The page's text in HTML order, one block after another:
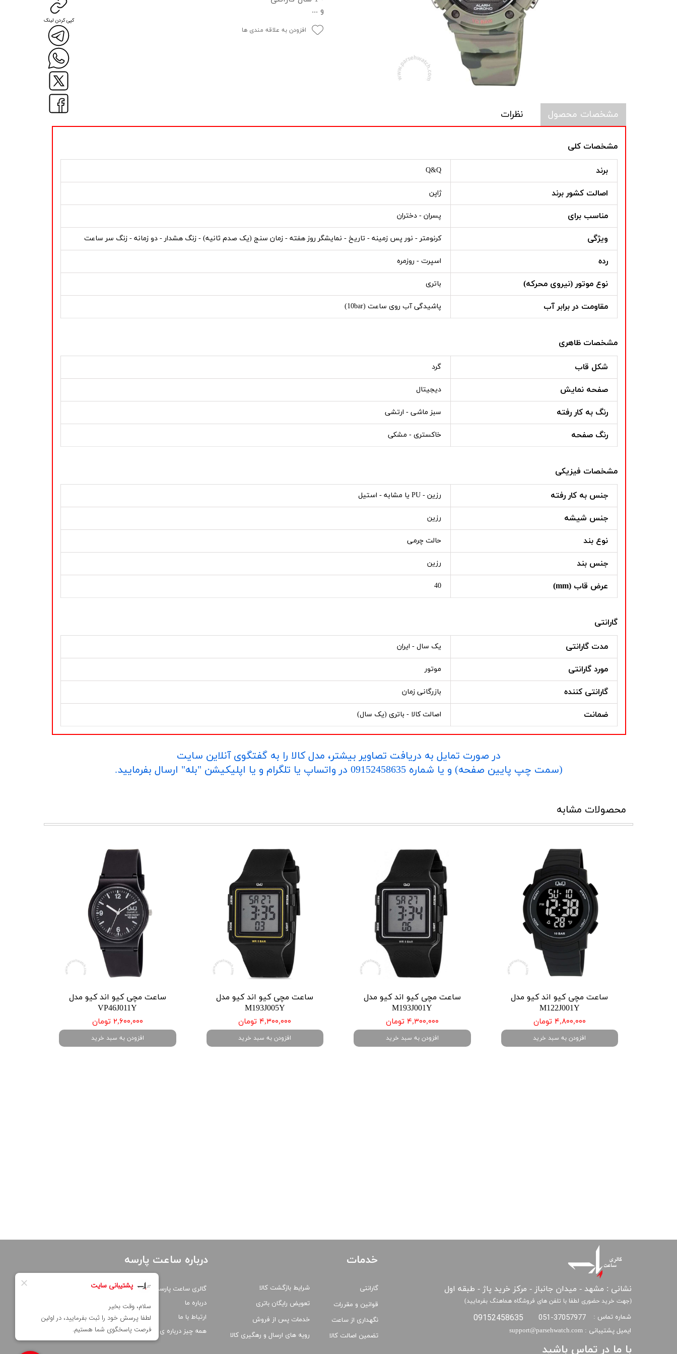
و ...
افزودن به علاقه مندی ها
مشخصات محصول نظرات
مشخصات کلی
برند Q&Q
اصالت کشور برند ژاپن
مناسب برای پسران - دختران
ویژگی کرنومتر - نور پس زمینه - تاریخ - نمایشگر روز هفته - زمان سنج (یک صدم ثانیه) - زنگ هشدار - دو زمانه - زنگ سر ساعت
رده اسپرت - روزمره
نوع موتور (نیروی محرکه) باتری
مقاومت در برابر آب پاشیدگی آب روی ساعت (10bar)
مشخصات ظاهری
شکل قاب گرد
صفحه نمایش دیجیتال
رنگ به کار رفته سبز ماشی - ارتشی
رنگ صفحه خاکستری - مشکی
مشخصات فیزیکی
جنس به کار رفته رزین - PU یا مشابه - استیل
جنس شیشه رزین
نوع بند حالت چرمی
جنس بند رزین
عرض قاب (mm) 40
گارانتی
مدت گارانتی یک سال - ایران
مورد گارانتی موتور
گارانتی کننده بازرگانی زمان
ضمانت اصالت کالا - باتری (یک سال)
کپی کردن لینک
در صورت تمایل به دریافت تصاویر بیشتر، مدل کالا را به گفتگوی آنلاین سایت
​​​​​​​(سمت چپ پایین صفحه) و یا شماره 09152458635 در واتساپ یا تلگرام و یا اپلیکیشن "بله" ارسال بفرمایید.
محصولات مشابه
ساعت مچی کیو اند کیو مدل
M122J001Y
۴,۸۰۰,۰۰۰ تومان
افزودن به سبد خرید
ساعت مچی کیو اند کیو مدل
M193J001Y
۴,۳۰۰,۰۰۰ تومان
افزودن به سبد خرید
ساعت مچی کیو اند کیو مدل
M193J005Y
۴,۳۰۰,۰۰۰ تومان
افزودن به سبد خرید
ساعت مچی کیو اند کیو مدل
VP46J011Y
۲,۶۰۰,۰۰۰ تومان
افزودن به سبد خرید
نشانی : مشهد - میدان جانباز - مرکز خرید پاژ - طبقه اول
شماره تماس :
​​​​​​​ایمیل پشتیبانی : support@parsehwatch.com
​با ما در تماس باشید
051-37057977
(جهت خرید حضوری لطفا با تلفن های فروشگاه هماهنگ بفرمایید)
09152458635
خدمات
گارانتی
قوانین و مقررات
نگهداری از ساعت
تضمین اصالت کالا
درباره ساعت پارسه
گالری ساعت پارسه
درباره ما
ارتباط با ما
همه چیز درباره ی اکودرایو
شرایط بازگشت کالا
تعویض رایگان باتری
خدمات پس از فروش
رویه های ارسال و رهگیری کالا